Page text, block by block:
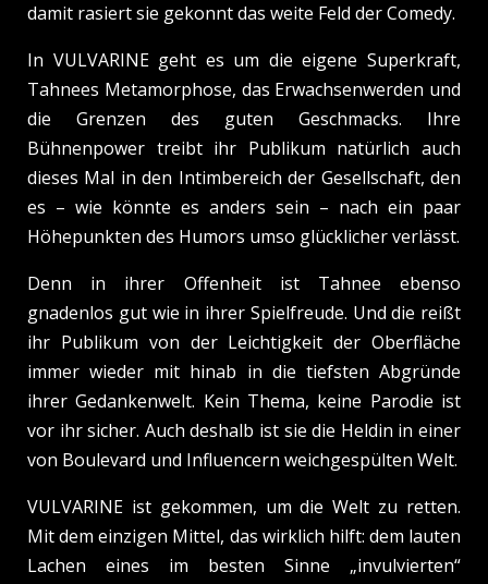
damit rasiert sie gekonnt das weite Feld der Comedy.
In VULVARINE geht es um die eigene Superkraft,
Tahnees Metamorphose, das Erwachsenwerden und
die Grenzen des guten Geschmacks. Ihre
Bühnenpower treibt ihr Publikum natürlich auch
dieses Mal in den Intimbereich der Gesellschaft, den
es – wie könnte es anders sein – nach ein paar
Höhepunkten des Humors umso glücklicher verlässt.
Denn in ihrer Offenheit ist Tahnee ebenso
gnadenlos gut wie in ihrer Spielfreude. Und die reißt
ihr Publikum von der Leichtigkeit der Oberfläche
immer wieder mit hinab in die tiefsten Abgründe
ihrer Gedankenwelt. Kein Thema, keine Parodie ist
vor ihr sicher. Auch deshalb ist sie die Heldin in einer
von Boulevard und Influencern weichgespülten Welt.
VULVARINE ist gekommen, um die Welt zu retten.
Mit dem einzigen Mittel, das wirklich hilft: dem lauten
Lachen eines im besten Sinne „invulvierten“